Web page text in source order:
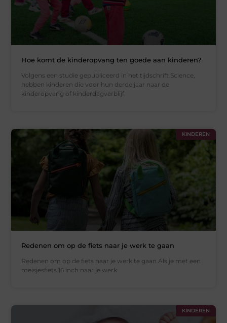
Hoe komt de kinderopvang ten goede aan kinderen?
Volgens een studie gepubliceerd in het tijdschrift Science,
hebben kinderen die voor hun derde jaar naar de
kinderopvang of kinderdagverblijf
KINDEREN
Redenen om op de fiets naar je werk te gaan
Redenen om op de fiets naar je werk te gaan Als je met een
meisjesfiets 16 inch naar je werk
KINDEREN